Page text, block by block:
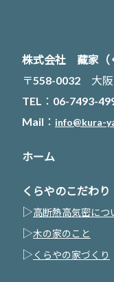
株式会社 藏家（
〒558-0032 大阪
TEL：06-7493-
Mail： info@kura-
ホーム
くらやのこだわり
▷高断熱高気密につ
▷木の家のこと
▷ くらやの家づくり